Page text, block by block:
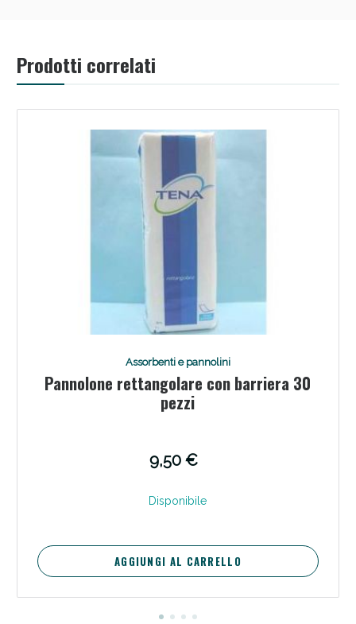
Prodotti correlati
Assorbenti e pannolini
Pannolone rettangolare con barriera 30
pezzi
9,50 €
Disponibile
AGGIUNGI AL CARRELLO
Benessere Intestinale: Sconto fino al 55% valido
oggi!